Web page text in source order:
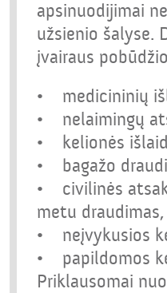
apsinuodijimai
užsienio šalyse.
įvairaus
• medicininių
• nelaimingų
• kelionės
• bagažo
• civilinės
metu draudimas,
• neįvykusios
• papildomos
Priklausomai